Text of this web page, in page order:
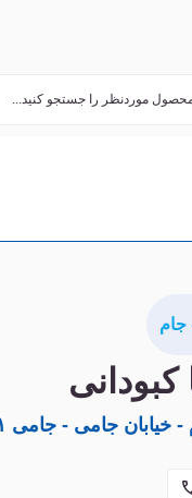
جام
جامی - جامی ۱ - پالک ۱۷۷